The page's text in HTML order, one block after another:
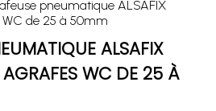
pneumatique ALSAFIX
WC de 25 à 50mm
ALSAFIX
WC DE 25 À